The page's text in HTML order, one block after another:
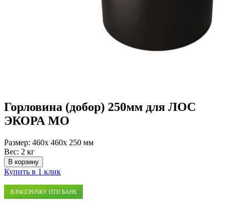
Горловина (добор) 250мм для ЛОС
ЭКОРА МО
Размер: 460x 460x 250 мм
Вес: 2 кг
В корзину
Купить в 1 клик
В РАССРОЧКУ ОТП БАНК